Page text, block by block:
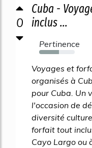
0
Cuba -
inclus ...
Pertinence
55%
Voyages et
organisés à
pour Cuba. Un
l'occasion de
diversité
forfait tout
Cayo Largo ou